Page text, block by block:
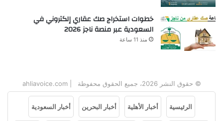
خطوات استخراج صك عقاري إلكتروني في
السعودية عبر منصة ناجز 2026
منذ 11 ساعة
© حقوق النشر 2026، جميع الحقوق محفوظة | ahliavoice.com
الرئيسية أخبار الأهلية أخبار البحرين أخبار السعودية